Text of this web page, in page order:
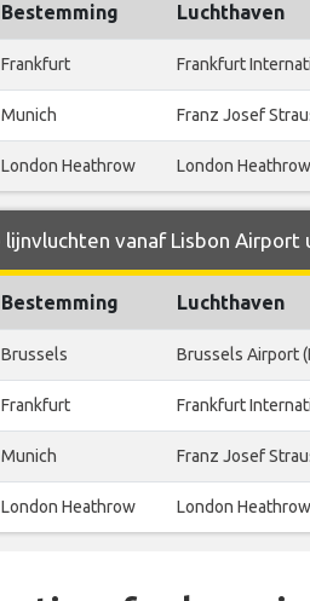
Bestemming Luchthaven
Frankfurt Frankfurt
Munich Franz Josef
London Heathrow London Heathrow
vanaf Lisbon
Bestemming Luchthaven
Brussels Brussels Airport
Frankfurt Frankfurt
Munich Franz Josef
London Heathrow London Heathrow